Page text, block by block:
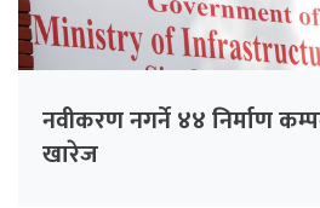
नवीकरण नगर्ने ४४ निर्माण
खारेज